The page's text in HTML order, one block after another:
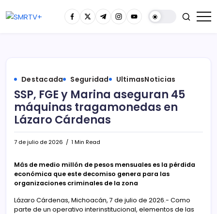
Destacada Seguridad UltimasNoticias
SSP, FGE y Marina aseguran 45
máquinas tragamonedas en
Lázaro Cárdenas
7 de julio de 2026 1 Min Read
Más de medio millón de pesos mensuales es la pérdida
económica que este decomiso genera para las
organizaciones criminales de la zona
Lázaro Cárdenas, Michoacán, 7 de julio de 2026.- Como
parte de un operativo interinstitucional, elementos de las